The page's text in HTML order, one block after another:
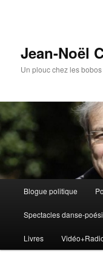
Jean-Noël
Un plouc chez les bobos
Aller
au
contenu
Blogue politique
Spectacles danse-
Livres